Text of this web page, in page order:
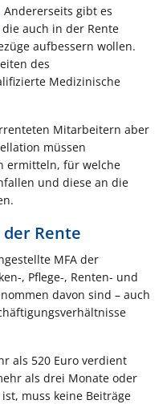
Andererseits gibt es
auch in der Rente
aufbessern wollen.
des
Medizinische
Mitarbeitern aber
müssen
ermitteln, für welche
und diese an die
Rente
MFA der
, Pflege-, Renten- und
davon sind – auch
als 520 Euro verdient
als drei Monate oder
muss keine Beiträge